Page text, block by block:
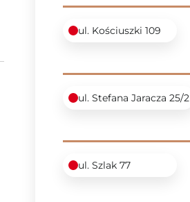
ul. Kościuszki 109
ul. Stefana Jaracza 25/2
ul. Szlak 77